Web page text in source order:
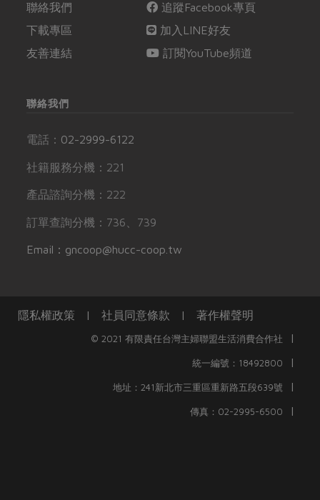
聯絡我們
下載專區
友善連結
追蹤Facebook專頁
加入LINE好友
訂閱YouTube頻道
聯絡我們
電話： 02-2999-6122
社籍服務分機：221
產品諮詢分機：222
訂單查詢分機：736、739
Email：gncoop@hucc-coop.tw
隱私權政策 | 社員同意條款 | 著作權聲明
© 2021 有限責任台灣主婦聯盟生活消費合作社 |
統一編號：18492800 |
地址：241新北市三重區重新路五段639號 |
傳真：02-2995-6500 |